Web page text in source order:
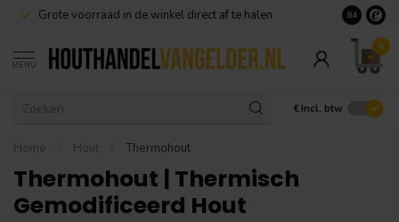
Dé specialist inDouglas hout 8.4
MENU
0
€ Incl. btw
Home Hout Thermohout
Thermohout | Thermisch
Gemodificeerd Hout